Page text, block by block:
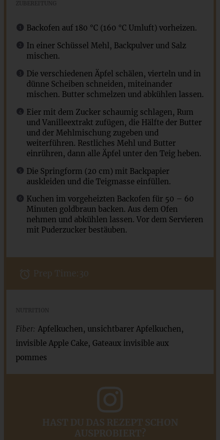
Backofen auf 180 °C (160 °C Umluft) vorheizen.
In einer Schüssel Mehl, Backpulver und Salz
mischen.
Die verschiedenen Äpfel schälen, vierteln und in
dünne Scheiben schneiden, miteinander
mischen. Butter schmelzen und abkühlen lassen.
Eier mit dem Zucker schaumig schlagen, Rum
und Vanilleextrakt zufügen, die Hälfte der Butter
und der Mehlmischung zugeben und
weiterführen. Restliches Mehl und Butter
einrühren, dann alle Äpfel unter den Teig heben.
Die Springform (20 cm) mit Backpapier
auskleiden und die Teigmasse einfüllen.
Kuchen im vorgeheizten Backofen für 50 – 60
Minuten goldbraun backen. Aus dem Ofen
nehmen und abkühlen lassen. Vor dem Servieren
mit Puderzucker bestäuben.
Prep Time: 30
Fiber: Apfelkuchen, unsichtbarer Apfelkuchen,
invisible Apple Cake, Gateaux invisible aux
pommes
HAST DU DAS REZEPT SCHON
AUSPROBIERT?